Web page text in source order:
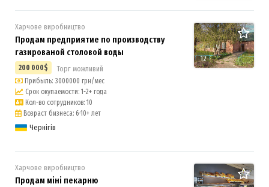
12
Харчове виробництво
Продам предприятие по производству
газированой столовой воды
200 000$ Торг можливий
Прибыль: 3000000 грн/мес
Срок окупаемости: 1-2+ года
Кол-во сотрудников: 10
Возраст бизнеса: 6-10+ лет
Чернігів
Харчове виробництво
Продам міні пекарню